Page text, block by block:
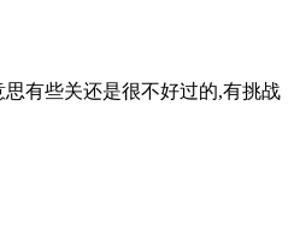
有些关还是很不好过的,有挑战